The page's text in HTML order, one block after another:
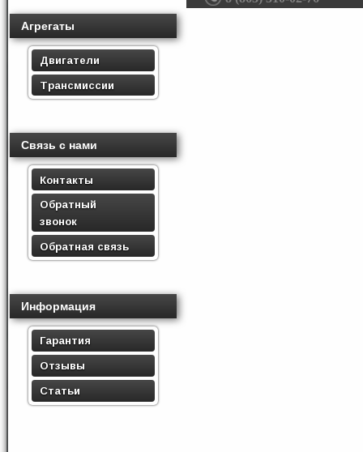
Агрегаты
Двигатели
Трансмиссии
Связь с нами
Контакты
Обратный
звонок
Обратная связь
Информация
Гарантия
Отзывы
Статьи